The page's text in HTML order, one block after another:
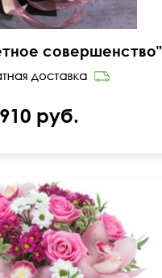
совершенство"
руб.